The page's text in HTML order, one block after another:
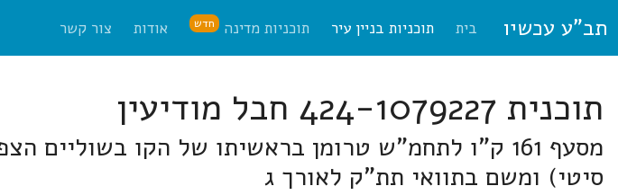
תב"ע עכשיו בית תוכניות בניין עיר תוכניות מדינה חדש אודות צור קשר
תוכנית 424-1079227 חבל מודיעין
מסעף 161 ק"ו לתחמ"ש טרומן בראשיתו של הקו
סיטי) ומשם בתוואי תת"ק לאורך ג